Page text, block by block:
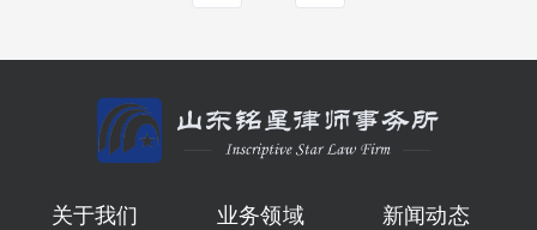
关于我们 业务领域 新闻动态